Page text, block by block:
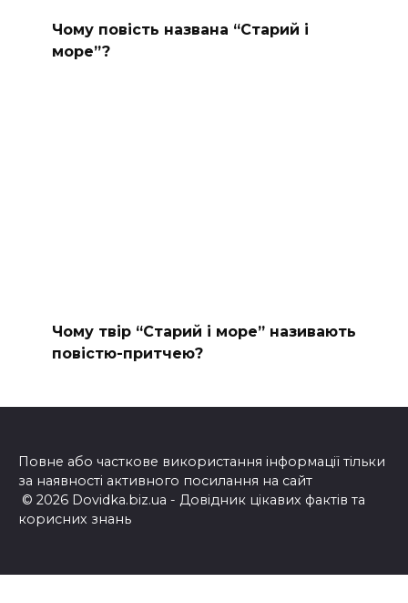
Чому повість названа “Старий і
море”?
Чому твір “Старий і море” називають
повістю-притчею?
Повне або часткове використання інформації тільки
за наявності активного посилання на сайт
© 2026 Dovidka.biz.ua - Довідник цікавих фактів та
корисних знань